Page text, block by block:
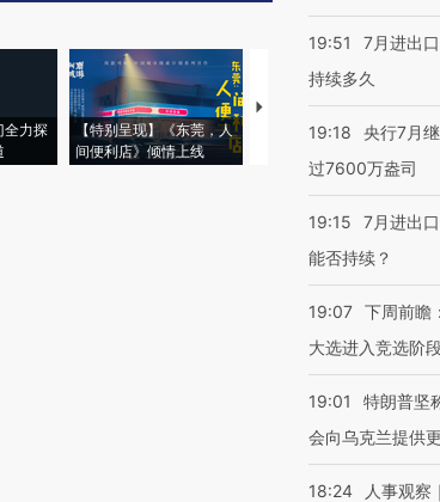
全力探
【特别呈现】《东莞，人
间便利店》倾情上线
【推广】走进第四届链博
会，让数智科技“链”接产
19:51
7月进出
持续多久
19:18
央行7月
过7600万盎司
19:15
7月进出
能否持续？
19:07 下周前瞻
大选进入竞选阶
19:01
特朗普坚
会向乌克兰提供
18:24
人事观察